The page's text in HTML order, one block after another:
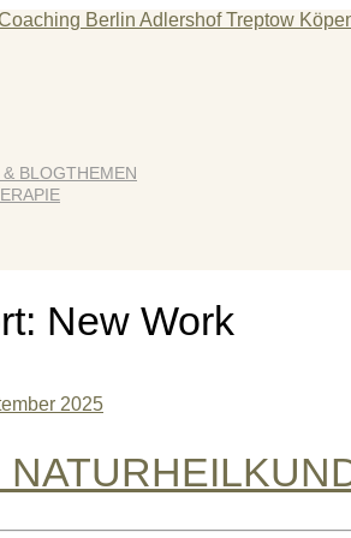
Kreativ Coach & Heilpraktiker für
BLOGTHEMEN
New Work
2025